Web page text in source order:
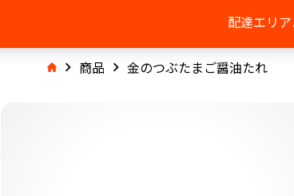
配達エリア
商品 金のつぶたまご醤油たれ